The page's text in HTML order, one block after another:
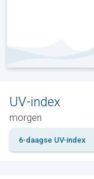
UV-index
morgen
6-daagse UV-index